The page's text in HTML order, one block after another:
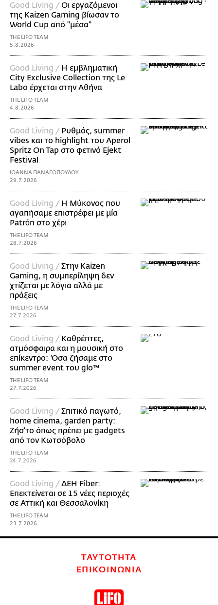
Good Living /Οι εργαζόμενοι
της Kaizen Gaming βίωσαν το
World Cup από "μέσα"
THE LIFO TEAM
5.8.2026
Good Living / Η εμβληματική
City Exclusive Collection της Le
Labo έρχεται στην Αθήνα
THE LIFO TEAM
4.8.2026
Good Living / Ρυθμός, summer
vibes και το highlight του Aperol
Spritz On Tap στο φετινό Ejekt
Festival
ΙΩΑΝΝΑ ΠΑΝΑΓΟΠΟΥΛΟΥ
29.7.2026
Good Living / Η Μύκονος που
αγαπήσαμε επιστρέφει με μία
Patrón στο χέρι
THE LIFO TEAM
28.7.2026
Good Living /Στην Kaizen
Gaming, η συμπερίληψη δεν
χτίζεται με λόγια αλλά με
πράξεις
THE LIFO TEAM
27.7.2026
Good Living / Καθρέπτες,
ατμόσφαιρα και η μουσική στο
επίκεντρο: Όσα ζήσαμε στο
summer event του glo™
THE LIFO TEAM
27.7.2026
Good Living /Σπιτικό παγωτό,
home cinema, garden party:
Ζήσ’το όπως πρέπει με gadgets
από τον Κωτσόβολο
THE LIFO TEAM
24.7.2026
Good Living /ΔΕΗ Fiber:
Επεκτείνεται σε 15 νέες περιοχές
σε Αττική και Θεσσαλονίκη
THE LIFO TEAM
23.7.2026
ΤΑΥΤΟΤΗΤΑ
ΕΠΙΚΟΙΝΩΝΙΑ